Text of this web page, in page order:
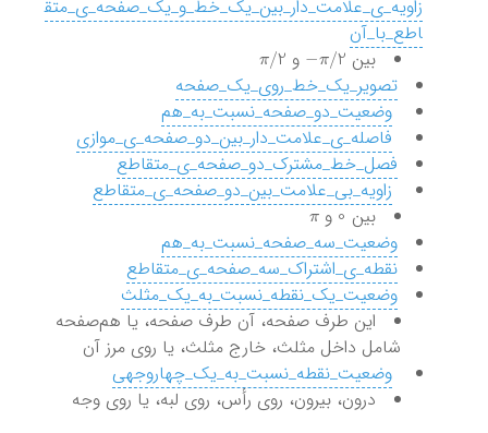
زاویه_ی_علامت_دار_بین_یک_خط_و_یک_صفحه_ی_متق
اطع_با_آن
بین − و /2
تصویر_یک_خط_روی_یک_صفحه
وضعیت_دو_صفحه_نسبت_به_هم
فاصله_ی_علامت_دار_بین_دو_صفحه_ی_موازی
فصل_خط_مشترک_دو_صفحه_ی_متقاطع
زاویه_بی_علامت_بین_دو_صفحه_ی_متقاطع
بین 0 و π
وضعیت_سه_صفحه_نسبت_به_هم
نقطه_ی_اشتراک_سه_صفحه_ی_متقاطع
وضعیت_یک_نقطه_نسبت_به_یک_مثلث
این طرف صفحه، آن طرف صفحه، یا هم‌صفحه
شامل داخل مثلث، خارج مثلث، یا روی مرز آن
وضعیت_نقطه_نسبت_به_یک_چهاروجهی
درون، بیرون، روی رأس، روی لبه، یا روی وجه